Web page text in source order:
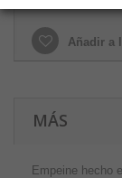
Añadir a
MÁS
Empeine hecho